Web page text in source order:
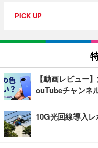
PICK UP
【動画レビュー
ouTubeチャンネ
10G光回線導入レ